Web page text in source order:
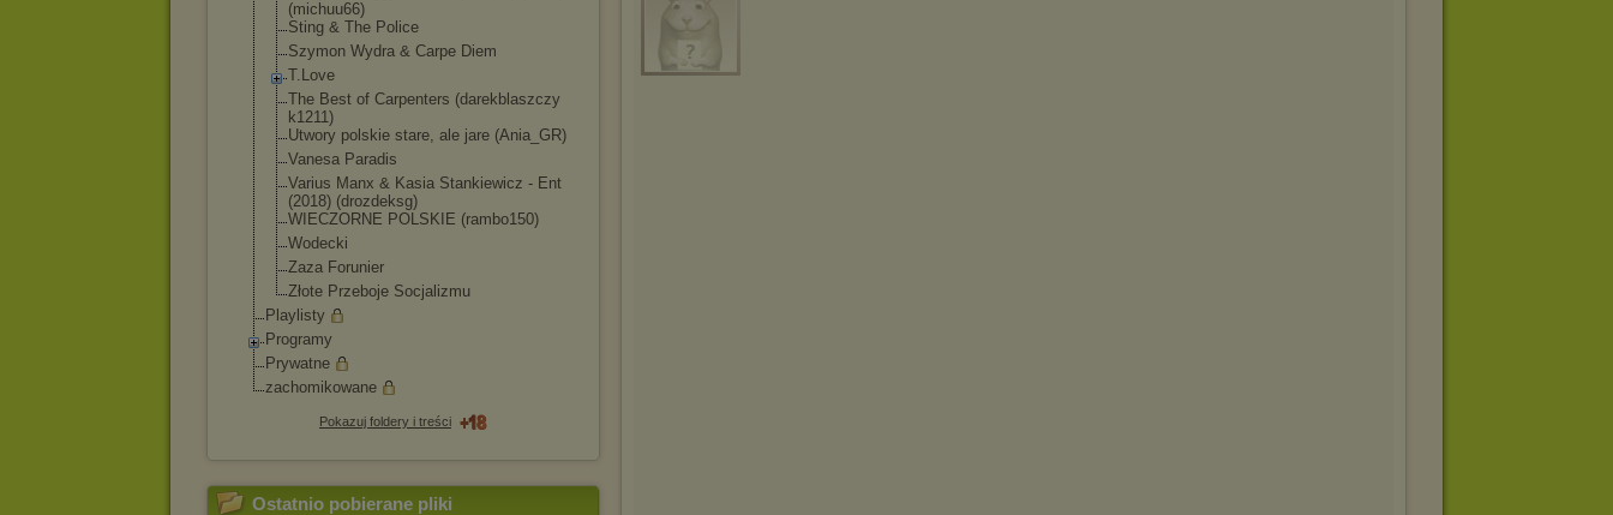
(michuu66)
Sting & The Police
Szymon Wydra & Carpe Diem
T.Love
The Best of Carpenters (darekblaszczy
k1211)
Utwory polskie stare, ale jare (Ania_GR)
Vanesa Paradis
Varius Manx & Kasia Stankiewicz - Ent
(2018) (drozdeksg)
WIECZORNE POLSKIE (rambo150)
Wodecki
Zaza Forunier
Złote Przeboje Socjalizmu
Playlisty
Programy
Prywatne
zachomikowane
Pokazuj foldery i treści
Ostatnio pobierane pliki